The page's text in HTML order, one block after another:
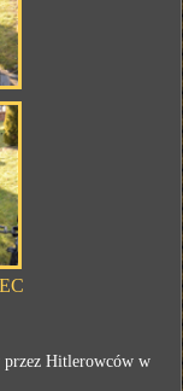
Hitlerowców w